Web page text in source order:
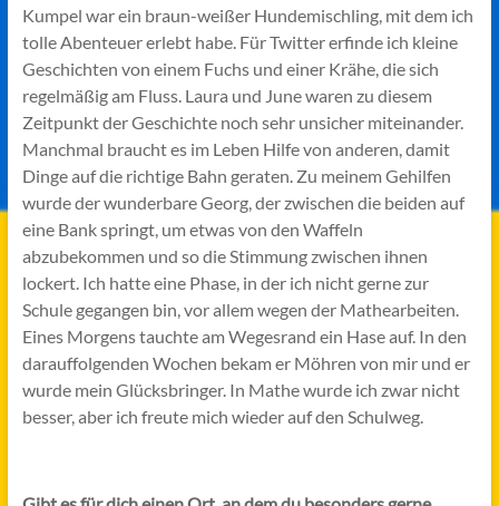
Kumpel war ein braun-weißer Hundemischling, mit dem ich
tolle Abenteuer erlebt habe. Für Twitter erfinde ich kleine
Geschichten von einem Fuchs und einer Krähe, die sich
regelmäßig am Fluss. Laura und June waren zu diesem
Zeitpunkt der Geschichte noch sehr unsicher miteinander.
Manchmal braucht es im Leben Hilfe von anderen, damit
Dinge auf die richtige Bahn geraten. Zu meinem Gehilfen
wurde der wunderbare Georg, der zwischen die beiden auf
eine Bank springt, um etwas von den Waffeln
abzubekommen und so die Stimmung zwischen ihnen
lockert. Ich hatte eine Phase, in der ich nicht gerne zur
Schule gegangen bin, vor allem wegen der Mathearbeiten.
Eines Morgens tauchte am Wegesrand ein Hase auf. In den
darauffolgenden Wochen bekam er Möhren von mir und er
wurde mein Glücksbringer. In Mathe wurde ich zwar nicht
besser, aber ich freute mich wieder auf den Schulweg.